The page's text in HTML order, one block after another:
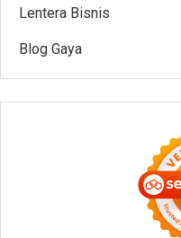
Lentera Bisnis
Blog Gaya